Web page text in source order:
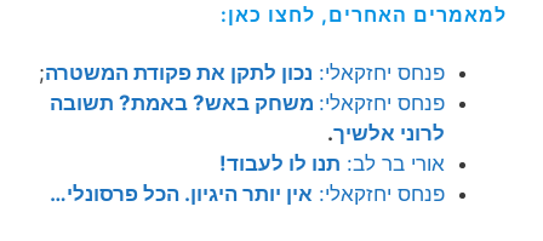
למאמרים האחרים, לחצו כאן:
פנחס יחזקאלי: נכון לתקן את פקודת המשטרה;
פנחס יחזקאלי: משחק באש? באמת? תשובה
לרוני אלשיך.
אורי בר לב: תנו לו לעבוד!
פנחס יחזקאלי: אין יותר היגיון. הכל פרסונלי…